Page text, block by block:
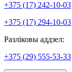
+375 (17) 242-10-03
+375 (17) 294-10-03
Разліковы аддзел:
+375 (29) 555-53-33